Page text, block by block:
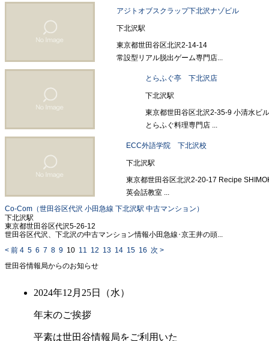
アジトオブスクラップ下北沢ナゾビル
下北沢駅
東京都世田谷区北沢2-14-14
常設型リアル脱出ゲーム専門店...
とらふぐ亭 下北沢店
下北沢駅
東京都世田谷区北沢2‐35‐9 小清水ビ
とらふぐ料理専門店 ...
ECC外語学院 下北沢校
下北沢駅
東京都世田谷区北沢2-20-17 Recipe
英会話教室 ...
Co-Com（世田谷区代沢 小田急線 下北沢駅 中古マンション）
下北沢駅
東京都世田谷区代沢5-26-12
世田谷区代沢、下北沢の中古マンション情報小田急線･京王井の頭...
< 前 4 5 6 7 8 9 10 11 12 13 14 15 16 次 >
世田谷情報局からのお知らせ